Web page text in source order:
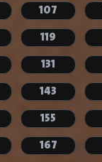
107
119
131
143
155
167